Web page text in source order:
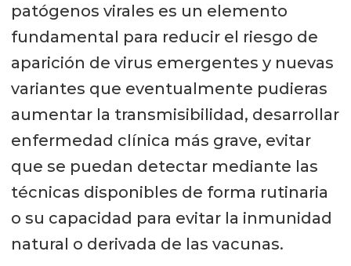
patógenos virales es un elemento
fundamental para reducir el riesgo de
aparición de virus emergentes y nuevas
variantes que eventualmente pudieras
aumentar la transmisibilidad, desarrollar
enfermedad clínica más grave, evitar
que se puedan detectar mediante las
técnicas disponibles de forma rutinaria
o su capacidad para evitar la inmunidad
natural o derivada de las vacunas.